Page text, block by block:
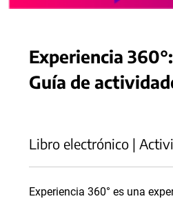
Experiencia
Guía de
Libro electrónico |
Experiencia 360° es una